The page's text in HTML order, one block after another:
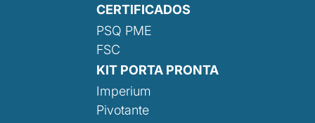
CERTIFICADOS
PSQ PME
FSC
KIT PORTA PRONTA
Imperium
Pivotante